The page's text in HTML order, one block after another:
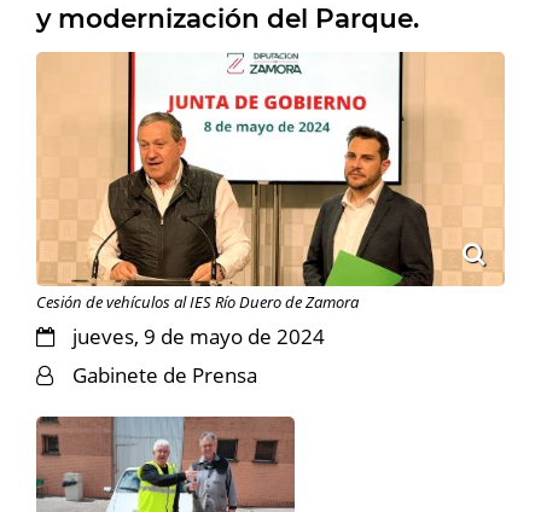
y modernización del Parque.
Cesión de vehículos al IES Río Duero de Zamora
jueves, 9 de mayo de 2024
Gabinete de Prensa